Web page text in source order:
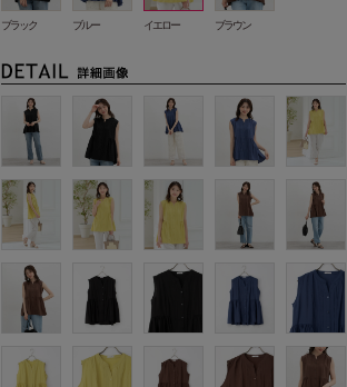
ブラック ブルー イエロー ブラウン